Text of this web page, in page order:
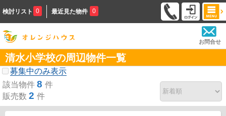
検討リスト 0 最近見た物件 0
お問合せ
清水小学校の周辺物件一覧
募集中のみ表示
該当物件 8 件
販売数 2 件